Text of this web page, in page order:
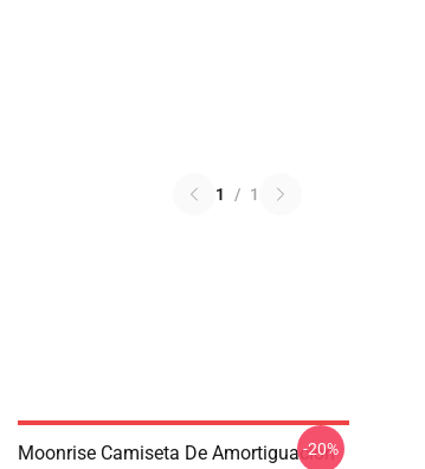
1 / 1
Moonrise Camiseta De Amortiguación
-20%